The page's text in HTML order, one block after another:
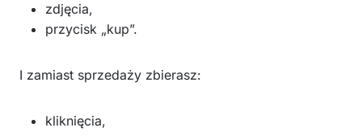
zdjęcia,
przycisk „kup”.
I zamiast sprzedaży zbierasz:
kliknięcia,